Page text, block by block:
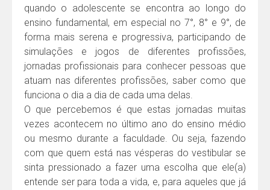
quando o adolescente se encontra ao longo do
ensino fundamental, em especial no 7°, 8° e 9°, de
forma mais serena e progressiva, participando de
simulações e jogos de diferentes profissões,
jornadas profissionais para conhecer pessoas que
atuam nas diferentes profissões, saber como que
funciona o dia a dia de cada uma delas.
O que percebemos é que estas jornadas muitas
vezes acontecem no último ano do ensino médio
ou mesmo durante a faculdade. Ou seja, fazendo
com que quem está nas vésperas do vestibular se
sinta pressionado a fazer uma escolha que ele(a)
entende ser para toda a vida, e, para aqueles que já